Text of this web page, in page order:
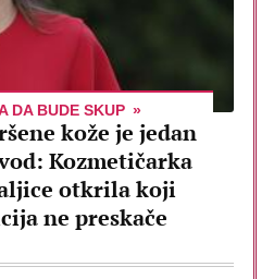
DA BUDE SKUP
kože je jedan
Kozmetičarka
otkrila koji
ne preskače